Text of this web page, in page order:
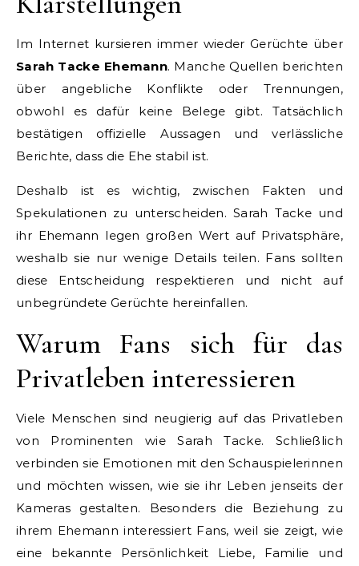
Im Internet kursieren immer wieder Gerüchte über
Sarah Tacke Ehemann. Manche Quellen berichten
über angebliche Konflikte oder Trennungen,
obwohl es dafür keine Belege gibt. Tatsächlich
bestätigen offizielle Aussagen und verlässliche
Berichte, dass die Ehe stabil ist.
Deshalb ist es wichtig, zwischen Fakten und
Spekulationen zu unterscheiden. Sarah Tacke und
ihr Ehemann legen großen Wert auf Privatsphäre,
weshalb sie nur wenige Details teilen. Fans sollten
diese Entscheidung respektieren und nicht auf
unbegründete Gerüchte hereinfallen.
Warum Fans sich für das
Privatleben interessieren
Viele Menschen sind neugierig auf das Privatleben
von Prominenten wie Sarah Tacke. Schließlich
verbinden sie Emotionen mit den Schauspielerinnen
und möchten wissen, wie sie ihr Leben jenseits der
Kameras gestalten. Besonders die Beziehung zu
ihrem Ehemann interessiert Fans, weil sie zeigt, wie
eine bekannte Persönlichkeit Liebe, Familie und